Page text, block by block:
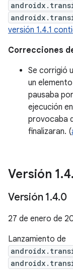
versión 1.4.1
Correcciones
Se corrigió
un elemento
pausaba
ejecución
provocaba
finalizaran. (
Versión 1.4.
Versión 1.4.0
27 de enero de
Lanzamiento de